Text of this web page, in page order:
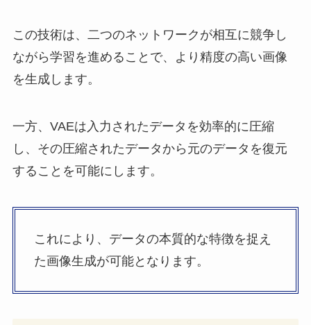
この技術は、二つのネットワークが相互に競争し
ながら学習を進めることで、より精度の高い画像
を生成します。
一方、VAEは入力されたデータを効率的に圧縮
し、その圧縮されたデータから元のデータを復元
することを可能にします。
これにより、データの本質的な特徴を捉え
た画像生成が可能となります。